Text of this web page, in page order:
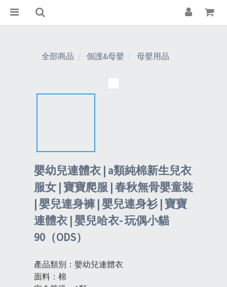
全部商品 個護&母嬰 母嬰用品
嬰幼兒連體衣 | a類純棉新生兒衣
服女 | 寶寶爬服 | 春秋無骨嬰童裝
| 嬰兒連身褲 | 嬰兒連身衫 | 寶寶
連體衣 | 嬰兒哈衣- 玩偶小貓
90（ODS）
產品類別：嬰幼兒連體衣
面料：棉